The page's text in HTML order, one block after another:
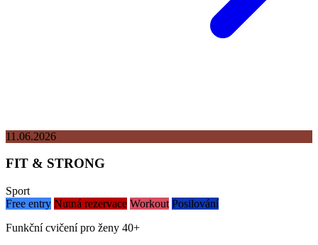
11.06.2026
FIT & STRONG
Sport
Free entry Nutná rezervace Workout Posilování
Funkční cvičení pro ženy 40+